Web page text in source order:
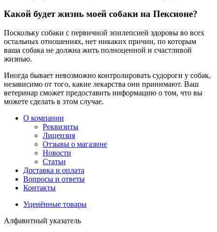
Какой будет жизнь моей собаки на Пексионе?
Поскольку собаки с первичной эпилепсией здоровы во всех
остальных отношениях, нет никаких причин, по которым
ваша собака не должна жить полноценной и счастливой
жизнью.
Иногда бывает невозможно контролировать судороги у собак,
независимо от того, какие лекарства они принимают. Ваш
ветеринар сможет предоставить информацию о том, что вы
можете сделать в этом случае.
О компании
Реквизиты
Лицензия
Отзывы о магазине
Новости
Статьи
Доставка и оплата
Вопросы и ответы
Контакты
Уценённые товары
Алфавитный указатель